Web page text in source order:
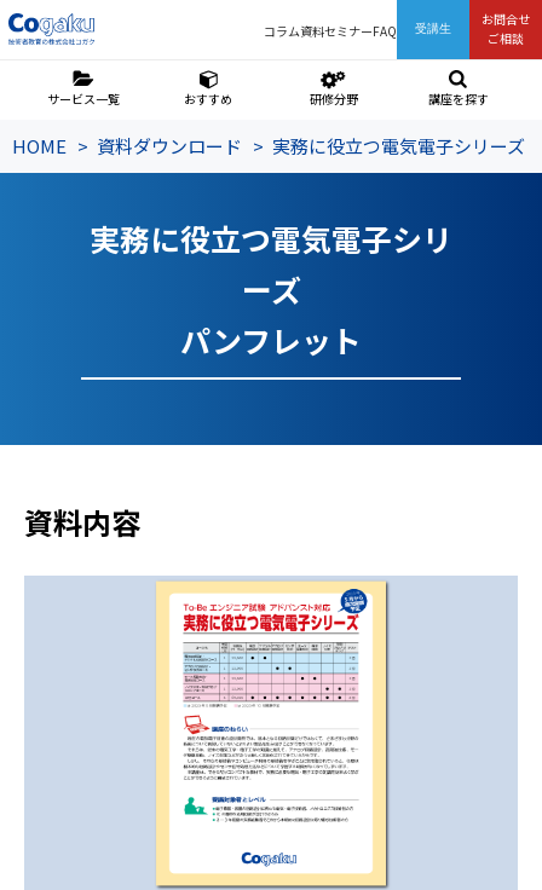
コラム資料セミナーFAQ 受講生
お問合せ
ご相談
サービス一覧 おすすめ 研修分野 講座を探す
HOME 資料ダウンロード 実務に役立つ電気電子シリーズ
実務に役立つ電気電子シリ
ーズ
パンフレット
資料内容